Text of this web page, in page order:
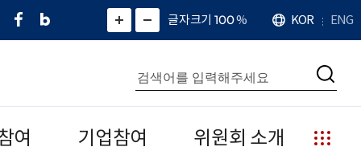
페
네
그
)
화
면
면
소
확
대
치
글자크기 100%
언
어
KOR ENG
통
합
검
색
검
여 기업참여 위원회 소개
누